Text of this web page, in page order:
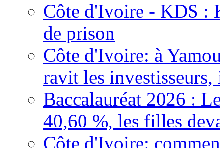
Côte d'Ivoire - KDS :
de prison
Côte d'Ivoire: à
ravit les
Baccalauréat 2026 :
40,60 %, les filles
Côte d'Ivoire: